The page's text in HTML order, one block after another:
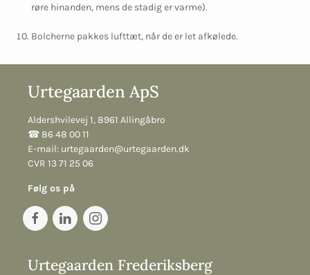
røre hinanden, mens de stadig er varme).
Bolcherne pakkes lufttæt, når de er let afkølede.
Urtegaarden ApS
Aldershvilevej 1, 8961 Allingåbro
☎︎ 86 48 00 11
E-mail: urtegaarden@urtegaarden.dk
CVR 13 71 25 06
Følg os på
Urtegaarden Frederiksberg